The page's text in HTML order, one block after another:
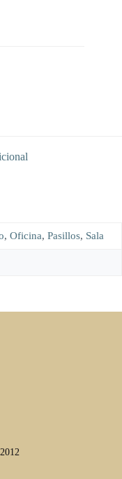
, Oficina, Pasillos, Sala